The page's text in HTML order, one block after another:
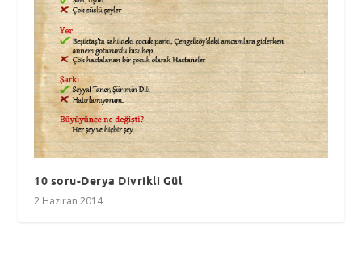
10 soru-Derya Divrikli Gül
2 Haziran 2014